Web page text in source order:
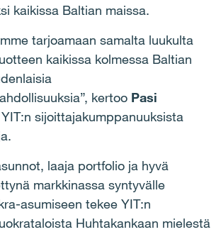
kaikissa Baltian maissa.
tarjoamaan samalta luukulta
kaikissa kolmessa Baltian
kertoo Pasi
sijoittajakumppanuuksista
laaja portfolio ja hyvä
markkinassa syntyvälle
asumiseen tekee YIT:n
Huhtakankaan mielestä